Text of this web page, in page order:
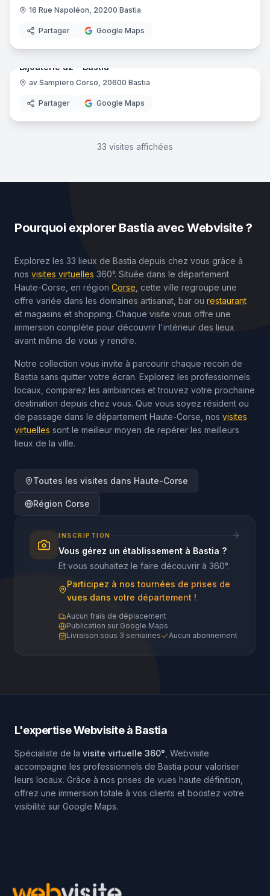
16 Rue Napoléon, 20200 Bastia
Partager Google Maps
Bijouterie
Bijouterie u2 - Bastia
av Sampiero Corso, 20600 Bastia
Partager Google Maps
33 visites affichées
Pourquoi explorer Bastia avec Webvisite ?
Explorez les 33 lieux de Bastia depuis chez vous grâce à
nos visites virtuelles 360°. Située dans le département
Haute-Corse, en région Corse , cette ville regroupe une
offre variée dans les domaines artisanat, bar ou restaurant
et magasins et shopping. Chaque visite vous offre une
immersion complète pour découvrir l'intérieur des lieux
avant même de vous y rendre.
Notre collection vous invite à parcourir chaque recoin de
Bastia sans quitter votre écran. Explorez les professionnels
locaux, comparez les ambiances et trouvez votre prochaine
destination depuis chez vous. Que vous soyez résident ou
de passage dans le département Haute-Corse, nos visites
virtuelles sont le meilleur moyen de repérer les meilleurs
lieux de la ville.
Toutes les visites dans Haute-Corse
Région Corse
INSCRIPTION
Vous gérez un établissement à Bastia ?
Et vous souhaitez le faire découvrir à 360°.
Participez à nos tournées de prises de
vues dans votre département !
Aucun frais de déplacement
Publication sur Google Maps
Livraison sous 3 semaines
Aucun abonnement
L'expertise Webvisite à Bastia
Spécialiste de la visite virtuelle 360° , Webvisite
accompagne les professionnels de Bastia pour valoriser
leurs locaux. Grâce à nos prises de vues haute définition,
offrez une immersion totale à vos clients et boostez votre
visibilité sur Google Maps.